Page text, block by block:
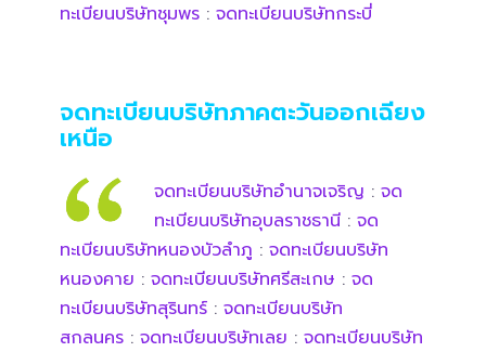
ทะเบียนบริษัทชุมพร : จดทะเบียนบริษัทกระบี่
จดทะเบียนบริษัทภาคตะวันออกเฉียง
เหนือ
จดทะเบียนบริษัทอำนาจเจริญ : จด
ทะเบียนบริษัทอุบลราชธานี : จด
ทะเบียนบริษัทหนองบัวลำภู : จดทะเบียนบริษัท
หนองคาย : จดทะเบียนบริษัทศรีสะเกษ : จด
ทะเบียนบริษัทสุรินทร์ : จดทะเบียนบริษัท
สกลนคร : จดทะเบียนบริษัทเลย : จดทะเบียนบริษัท